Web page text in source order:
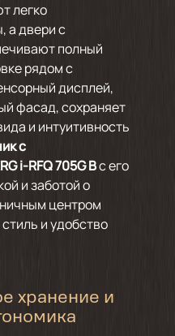
легко
а двери с
полный
рядом с
дисплей,
фасад, сохраняет
и интуитивность
с
i-RFQ 705G Bс его
и заботой о
центром
и удобство
хранение и